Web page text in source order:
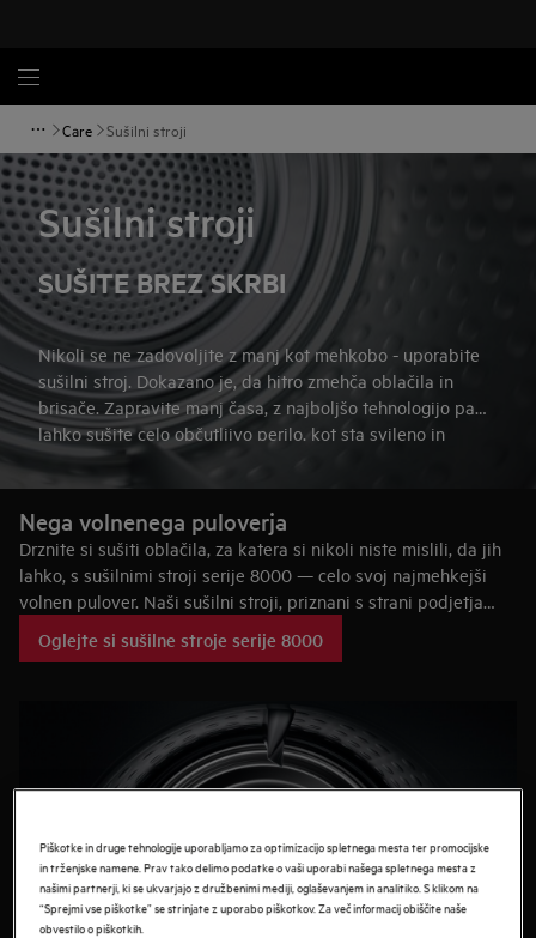
Care Sušilni stroji
Sušilni stroji
SUŠITE BREZ SKRBI
Nikoli se ne zadovoljite z manj kot mehkobo - uporabite
sušilni stroj. Dokazano je, da hitro zmehča oblačila in
brisače. Zapravite manj časa, z najboljšo tehnologijo pa
lahko sušite celo občutljivo perilo, kot sta svileno in
volneno. Bolj negujte svoja najljubša oblačila. Bolj negujte
s sušilnimi stroji AEG.
Nega volnenega puloverja
Drznite si sušiti oblačila, za katera si nikoli niste mislili, da jih
lahko, s sušilnimi stroji serije 8000 — celo svoj najmehkejši
volnen pulover. Naši sušilni stroji, priznani s strani podjetja
prilagojen program, ki natančno nadzoruje gibanje in
oznako »samo za ročno pranje« se med obračanjem porazdeli
po obodu bobna, kar posnema sušenje na ravni podlagi.
Puloverji ohranijo obliko in sestavo, saj ne pride do krčenja.
Oglejte si sušilne stroje serije 8000
Piškotke in druge tehnologije uporabljamo za optimizacijo spletnega mesta ter promocijske
in trženjske namene. Prav tako delimo podatke o vaši uporabi našega spletnega mesta z
našimi partnerji, ki se ukvarjajo z družbenimi mediji, oglaševanjem in analitiko. S klikom na
“Sprejmi vse piškotke” se strinjate z uporabo piškotkov. Za več informacij obiščite naše
obvestilo o piškotkih.